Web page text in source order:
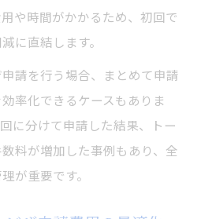
や時間がかかるため、初回で
に直結します。
請を行う場合、まとめて申請
率化できるケースもありま
に分けて申請した結果、トー
料が増加した事例もあり、全
が重要です。